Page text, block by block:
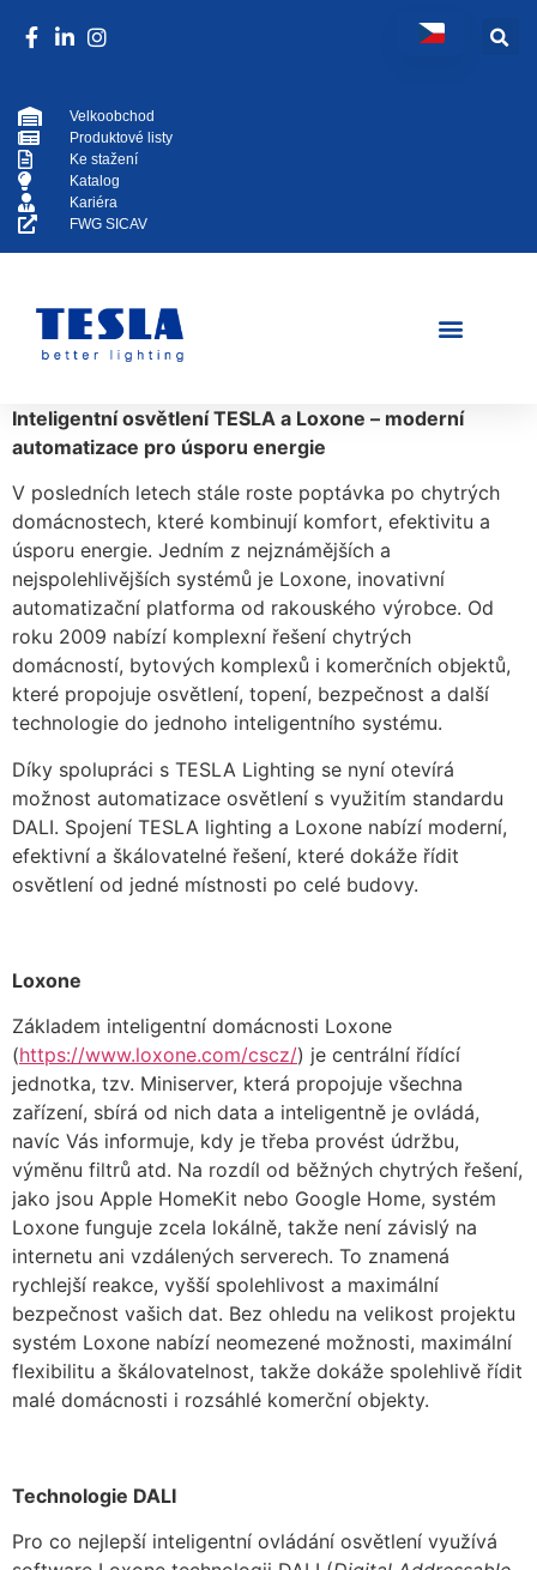
Velkoobchod
Produktové listy
Ke stažení
Katalog
Kariéra
FWG SICAV
Inteligentní osvětlení TESLA a Loxone – moderní
automatizace pro úsporu energie
V posledních letech stále roste poptávka po chytrých
domácnostech, které kombinují komfort, efektivitu a
úsporu energie. Jedním z nejznámějších a
nejspolehlivějších systémů je Loxone, inovativní
automatizační platforma od rakouského výrobce. Od
roku 2009 nabízí komplexní řešení chytrých
domácností, bytových komplexů i komerčních objektů,
které propojuje osvětlení, topení, bezpečnost a další
technologie do jednoho inteligentního systému.
Díky spolupráci s TESLA Lighting se nyní otevírá
možnost automatizace osvětlení s využitím standardu
DALI. Spojení TESLA lighting a Loxone nabízí moderní,
efektivní a škálovatelné řešení, které dokáže řídit
osvětlení od jedné místnosti po celé budovy.
Loxone
Základem inteligentní domácnosti Loxone
(https://www.loxone.com/cscz/) je centrální řídící
jednotka, tzv. Miniserver, která propojuje všechna
zařízení, sbírá od nich data a inteligentně je ovládá,
navíc Vás informuje, kdy je třeba provést údržbu,
výměnu filtrů atd. Na rozdíl od běžných chytrých řešení,
jako jsou Apple HomeKit nebo Google Home, systém
Loxone funguje zcela lokálně, takže není závislý na
internetu ani vzdálených serverech. To znamená
rychlejší reakce, vyšší spolehlivost a maximální
bezpečnost vašich dat. Bez ohledu na velikost projektu
systém Loxone nabízí neomezené možnosti, maximální
flexibilitu a škálovatelnost, takže dokáže spolehlivě řídit
malé domácnosti i rozsáhlé komerční objekty.
Technologie DALI
Pro co nejlepší inteligentní ovládání osvětlení využívá